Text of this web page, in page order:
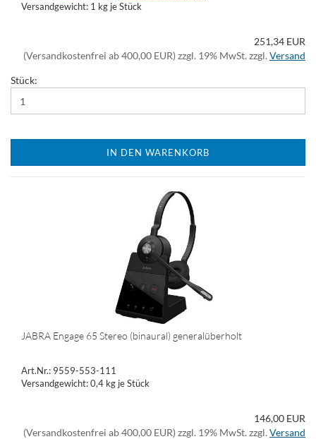
Versandgewicht: 1 kg je Stück
251,34 EUR
(Versandkostenfrei ab 400,00 EUR) zzgl. 19% MwSt. zzgl. Versand
Stück:
IN DEN WARENKORB
JABRA Engage 65 Stereo (binaural) generalüberholt
Art.Nr.: 9559-553-111
Versandgewicht:0,4 kg je Stück
146,00 EUR
(Versandkostenfrei ab 400,00 EUR) zzgl. 19% MwSt. zzgl. Versand